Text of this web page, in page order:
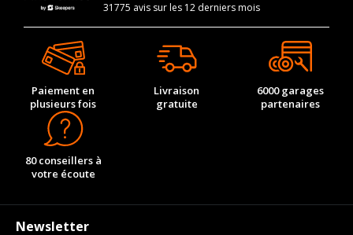
31775 avis sur les 12 derniers mois
Paiement en
plusieurs fois
Livraison
gratuite
6000 garages
partenaires
80 conseillers à
votre écoute
Newsletter